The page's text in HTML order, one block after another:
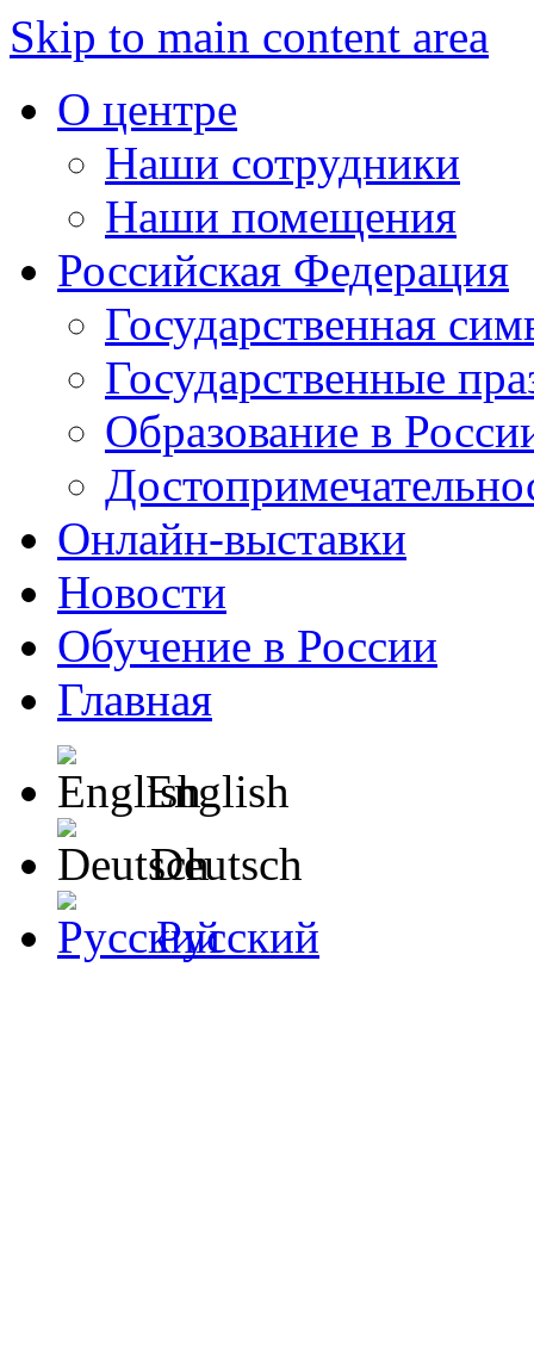
Skip to main content area
О центре
Наши сотрудники
Наши помещения
Российская Федерация
Государственная
Государственные
Образование в
Онлайн-выставки
Новости
Обучение в России
Главная
English
Deutsch
Русский